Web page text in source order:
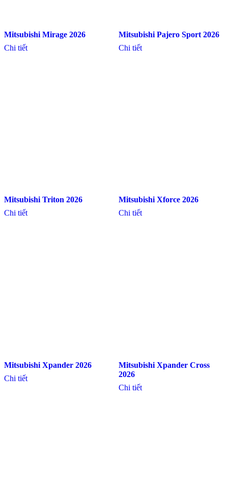
Mitsubishi Mirage 2026
Chi tiết
Mitsubishi Pajero Sport 2026
Chi tiết
Mitsubishi Triton 2026
Chi tiết
Mitsubishi Xforce 2026
Chi tiết
Mitsubishi Xpander 2026
Chi tiết
Mitsubishi Xpander Cross
2026
Chi tiết